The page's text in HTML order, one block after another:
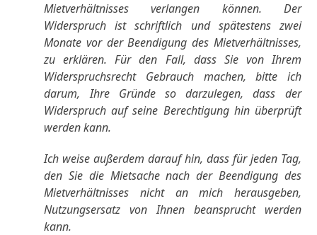
Mietverhältnisses verlangen können. Der
Widerspruch ist schriftlich und spätestens zwei
Monate vor der Beendigung des Mietverhältnisses,
zu erklären. Für den Fall, dass Sie von Ihrem
Widerspruchsrecht Gebrauch machen, bitte ich
darum, Ihre Gründe so darzulegen, dass der
Widerspruch auf seine Berechtigung hin überprüft
werden kann.
Ich weise außerdem darauf hin, dass für jeden Tag,
den Sie die Mietsache nach der Beendigung des
Mietverhältnisses nicht an mich herausgeben,
Nutzungsersatz von Ihnen beansprucht werden
kann.